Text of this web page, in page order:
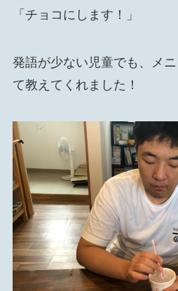
「チョコにします！」
発語が少ない児童でも、メ
て教えてくれました！